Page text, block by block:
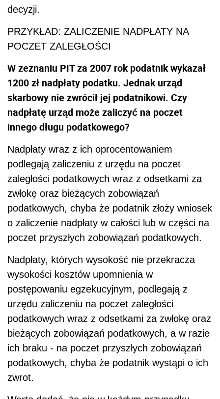
decyzji.
PRZYKŁAD: ZALICZENIE NADPŁATY NA
POCZET ZALEGŁOŚCI
W zeznaniu PIT za 2007 rok podatnik wykazał
1200 zł nadpłaty podatku. Jednak urząd
skarbowy nie zwrócił jej podatnikowi. Czy
nadpłatę urząd może zaliczyć na poczet
innego długu podatkowego?
Nadpłaty wraz z ich oprocentowaniem
podlegają zaliczeniu z urzędu na poczet
zaległości podatkowych wraz z odsetkami za
zwłokę oraz bieżących zobowiązań
podatkowych, chyba że podatnik złoży wniosek
o zaliczenie nadpłaty w całości lub w części na
poczet przyszłych zobowiązań podatkowych.
Nadpłaty, których wysokość nie przekracza
wysokości kosztów upomnienia w
postępowaniu egzekucyjnym, podlegają z
urzędu zaliczeniu na poczet zaległości
podatkowych wraz z odsetkami za zwłokę oraz
bieżących zobowiązań podatkowych, a w razie
ich braku - na poczet przyszłych zobowiązań
podatkowych, chyba że podatnik wystąpi o ich
zwrot.